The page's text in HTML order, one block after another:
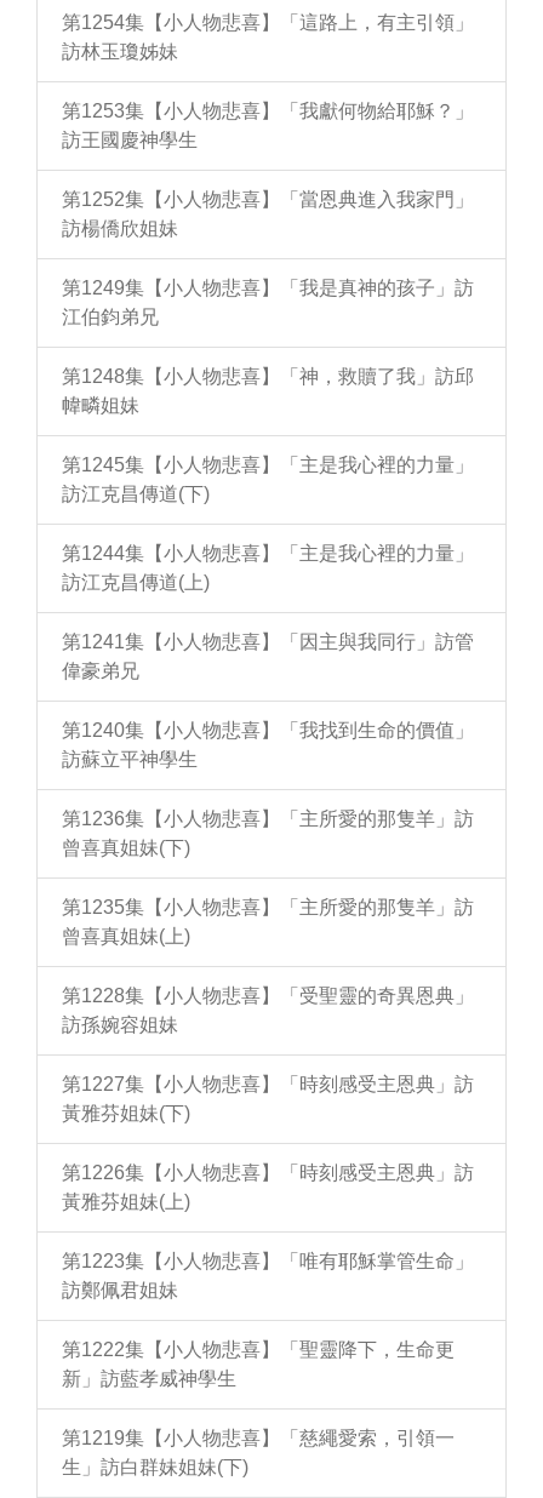
第1254集【小人物悲喜】「這路上，有主引領」
訪林玉瓊姊妹
第1253集【小人物悲喜】「我獻何物給耶穌？」
訪王國慶神學生
第1252集【小人物悲喜】「當恩典進入我家門」
訪楊僑欣姐妹
第1249集【小人物悲喜】「我是真神的孩子」訪
江伯鈞弟兄
第1248集【小人物悲喜】「神，救贖了我」訪邱
幃疄姐妹
第1245集【小人物悲喜】「主是我心裡的力量」
訪江克昌傳道(下)
第1244集【小人物悲喜】「主是我心裡的力量」
訪江克昌傳道(上)
第1241集【小人物悲喜】「因主與我同行」訪管
偉豪弟兄
第1240集【小人物悲喜】「我找到生命的價值」
訪蘇立平神學生
第1236集【小人物悲喜】「主所愛的那隻羊」訪
曾喜真姐妹(下)
第1235集【小人物悲喜】「主所愛的那隻羊」訪
曾喜真姐妹(上)
第1228集【小人物悲喜】「受聖靈的奇異恩典」
訪孫婉容姐妹
第1227集【小人物悲喜】「時刻感受主恩典」訪
黃雅芬姐妹(下)
第1226集【小人物悲喜】「時刻感受主恩典」訪
黃雅芬姐妹(上)
第1223集【小人物悲喜】「唯有耶穌掌管生命」
訪鄭佩君姐妹
第1222集【小人物悲喜】「聖靈降下，生命更
新」訪藍孝威神學生
第1219集【小人物悲喜】「慈繩愛索，引領一
生」訪白群妹姐妹(下)